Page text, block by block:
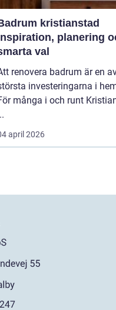
kristianstad
planering
val
renovera badrum är en
investeringarna i
många i och runt
april 2026